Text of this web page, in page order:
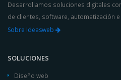
Desarrollamos soluciones digitales
de clientes, software, automatización
Sobre Ideasweb
SOLUCIONES
Diseño web